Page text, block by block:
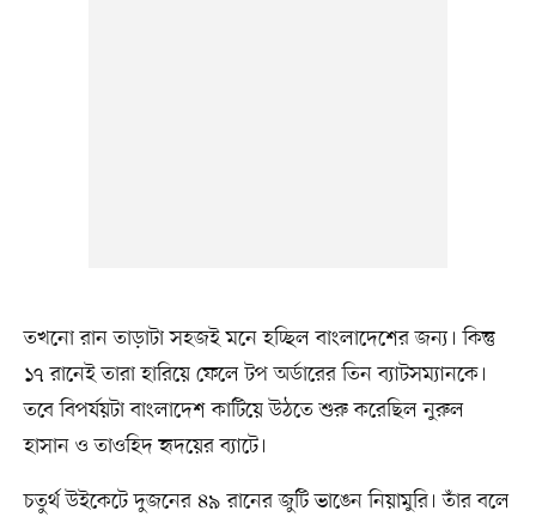
তখনো রান তাড়াটা সহজই মনে হচ্ছিল বাংলাদেশের জন্য। কিন্তু
১৭ রানেই তারা হারিয়ে ফেলে টপ অর্ডারের তিন ব্যাটসম্যানকে।
তবে বিপর্যয়টা বাংলাদেশ কাটিয়ে উঠতে শুরু করেছিল নুরুল
হাসান ও তাওহিদ হৃদয়ের ব্যাটে।
চতুর্থ উইকেটে দুজনের ৪৯ রানের জুটি ভাঙেন নিয়ামুরি। তাঁর বলে